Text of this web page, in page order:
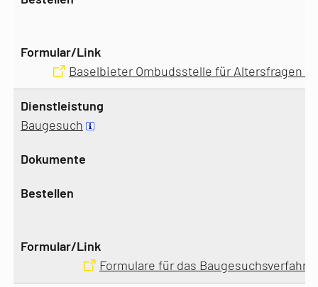
Baselbieter Ombudsstelle für Altersfragen &
Baugesuch
Formulare für das